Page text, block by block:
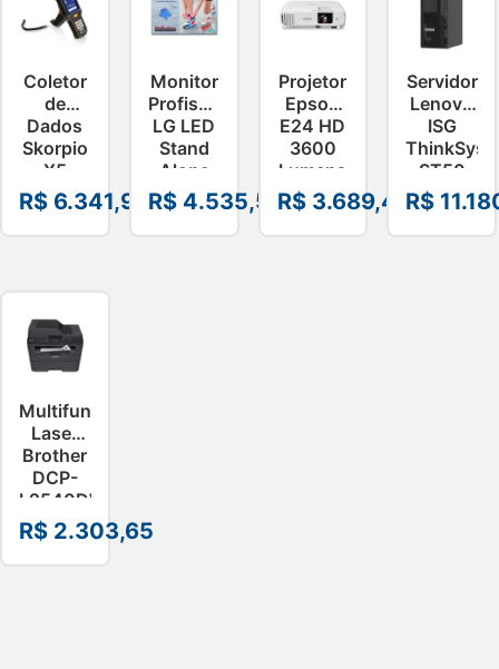
Coletor
de
Dados
Skorpio
X5
Datalogic
Android
10 4.3
R$ 6.341,97
Monitor
Profissional
LG LED
Stand
Alone
75″ –
75UL3J-
E.AWZM-
R$4.535,55
Projetor
Epson
E24 HD
3600
Lumens
V11HB51021
R$3.689,49
Servidor
Lenovo
ISG
ST50
V3
Xeon
16GB
R$
Multifuncional
Laser
Brother
DCP-
L2540DW
Mono
A4 Wi-
Fi –
R$ 2.303,65